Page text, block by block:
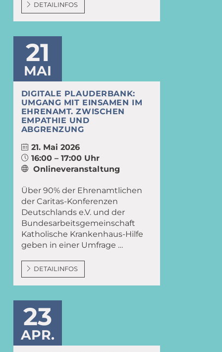
DETAILINFOS
21
MAI
DIGITALE PLAUDERBANK:
UMGANG MIT EINSAMEN IM
EHRENAMT. ZWISCHEN
EMPATHIE UND
ABGRENZUNG
21. Mai 2026
16:00 – 17:00 Uhr
Onlineveranstaltung
Über 90% der Ehrenamtlichen
der Caritas-Konferenzen
Deutschlands e.V. und der
Bundesarbeitsgemeinschaft
Katholische Krankenhaus-Hilfe
geben in einer Umfrage …
DETAILINFOS
23
APR.